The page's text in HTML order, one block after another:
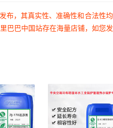
布，其真实性、准确性和合法性
巴巴中国站存在海量店铺，如您